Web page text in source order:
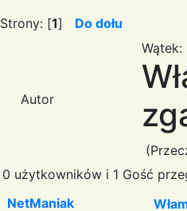
Strony: [1] Do dołu
Autor
Wątek:
0 użytkowników i 1 Gość
NetManiak